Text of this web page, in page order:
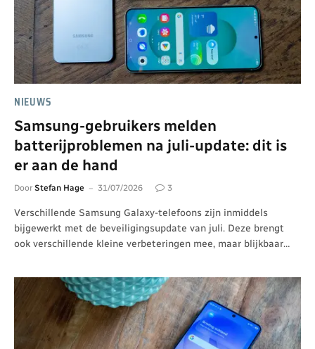
NIEUWS
Samsung-gebruikers melden
batterijproblemen na juli-update: dit is
er aan de hand
Door Stefan Hage 31/07/2026 3
Verschillende Samsung Galaxy-telefoons zijn inmiddels
bijgewerkt met de beveiligingsupdate van juli. Deze brengt
ook verschillende kleine verbeteringen mee, maar blijkbaar…